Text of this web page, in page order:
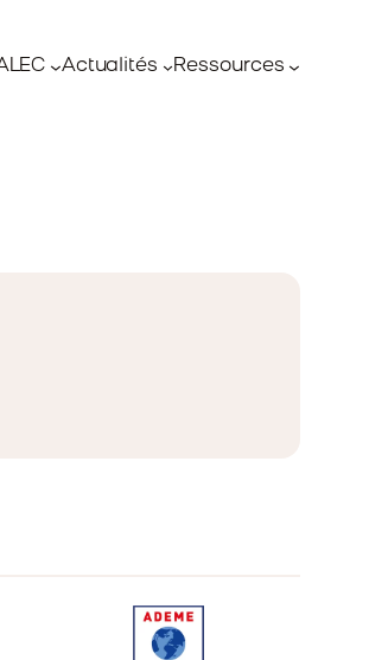
Actualités Ressources